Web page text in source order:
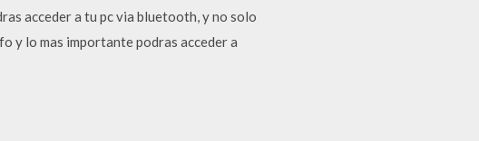
acceder a tu pc via bluetooth, y no solo
y lo mas importante podras acceder a